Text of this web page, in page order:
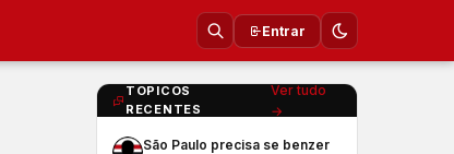
Entrar
TOPICOS
RECENTES
Ver tudo
→
São Paulo precisa se benzer